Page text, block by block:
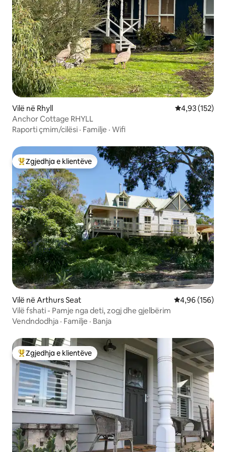
Vilë në Rhyll Vlerësimi
4,93 (152)
Anchor Cottage RHYLL
Raporti çmim/cilësi · Familje · Wifi
Më të mirat e zgjedhjeve të klientëve
Zgjedhja e klientëve
Vilë në Arthurs Seat Vlerësimi
4,96 (156)
Vilë fshati - Pamje nga deti, zogj dhe gjelbërim
Vendndodhja · Familje · Banja
Më të mirat e zgjedhjeve të klientëve
Zgjedhja e klientëve